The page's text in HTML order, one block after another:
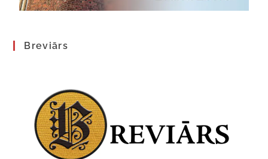
Breviārs